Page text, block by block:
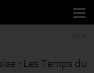
: Les Temps du